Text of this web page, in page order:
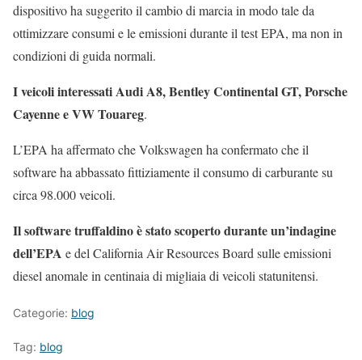
dispositivo ha suggerito il cambio di marcia in modo tale da
ottimizzare consumi e le emissioni durante il test EPA, ma non in
condizioni di guida normali.
I veicoli interessati Audi A8, Bentley Continental GT, Porsche
Cayenne e VW Touareg.
L’EPA ha affermato che Volkswagen ha confermato che il
software ha abbassato fittiziamente il consumo di carburante su
circa 98.000 veicoli.
Il software truffaldino è stato scoperto durante un’indagine
dell’EPA e del California Air Resources Board sulle emissioni
diesel anomale in centinaia di migliaia di veicoli statunitensi.
Categorie: blog
Tag: blog